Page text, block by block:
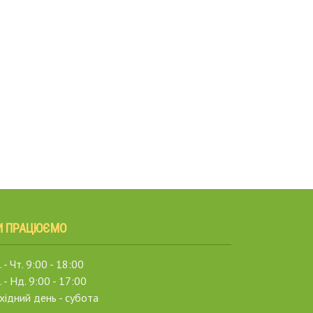
ПРАЦЮЄМО
- Чт. 9:00 - 18:00
- Нд. 9:00 - 17:00
день - субота